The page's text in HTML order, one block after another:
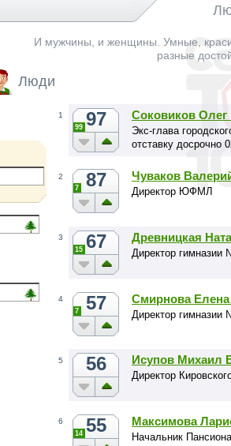
И мужчины, и женщины. Умные,
разные
Люди
1 97
99
Соковиков
Экс-глава
отставку досрочно
2 87
7
Чуваков
Директор ЮФМЛ
3 67
15
Древницкая
Директор гимназии
4 57
7
Смирнова Елена
Директор гимназии
5 56 Исупов Михаил
Директор
6 55
14
Максимова
Начальник